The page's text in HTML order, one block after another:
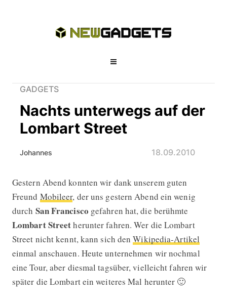
GADGETS
Nachts unterwegs auf der
Lombart Street
Johannes 18.09.2010
Nachts unterwegs auf der Lombart
Gestern Abend konnten wir dank unserem guten
Freund Mobileer, der uns gestern Abend ein wenig
durch San Francisco gefahren hat, die berühmte
Lombart Streetherunter fahren. Wer die Lombart
Street nicht kennt, kann sich denWikipedia-Artikel
einmal anschauen. Heute unternehmen wir nochmal
eine Tour, aber diesmal tagsüber, vielleicht fahren wir
später die Lombart ein weiteres Mal herunter 🙂